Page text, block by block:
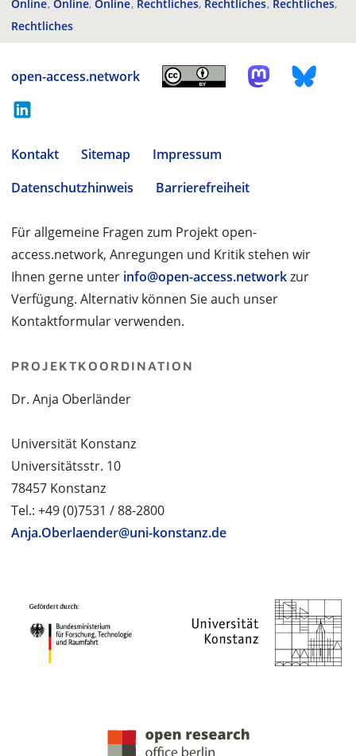
Online Online Online Rechtliches Rechtliches Rechtliches
Rechtliches
open-access.network
Kontakt Sitemap
Impressum
Datenschutzhinweis
Barrierefreiheit
Für allgemeine Fragen zum Projekt open-
access.network, Anregungen und Kritik stehen wir
Ihnen gerne unter info@open-access.networkzur
Verfügung. Alternativ können Sie auch unser
Kontaktformular verwenden.
PROJEKTKOORDINATION
Dr. Anja Oberländer
Universität Konstanz
Universitätsstr. 10
78457 Konstanz
Tel.: +49 (0)7531 / 88-2800
Anja.Oberlaender@uni-konstanz.de